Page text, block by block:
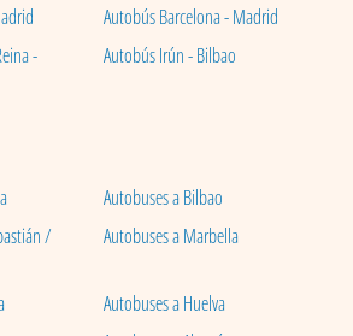
Autobús Barcelona - Madrid
-
Autobús Irún - Bilbao
Autobuses a Bilbao
/
Autobuses a Marbella
Autobuses a Huelva